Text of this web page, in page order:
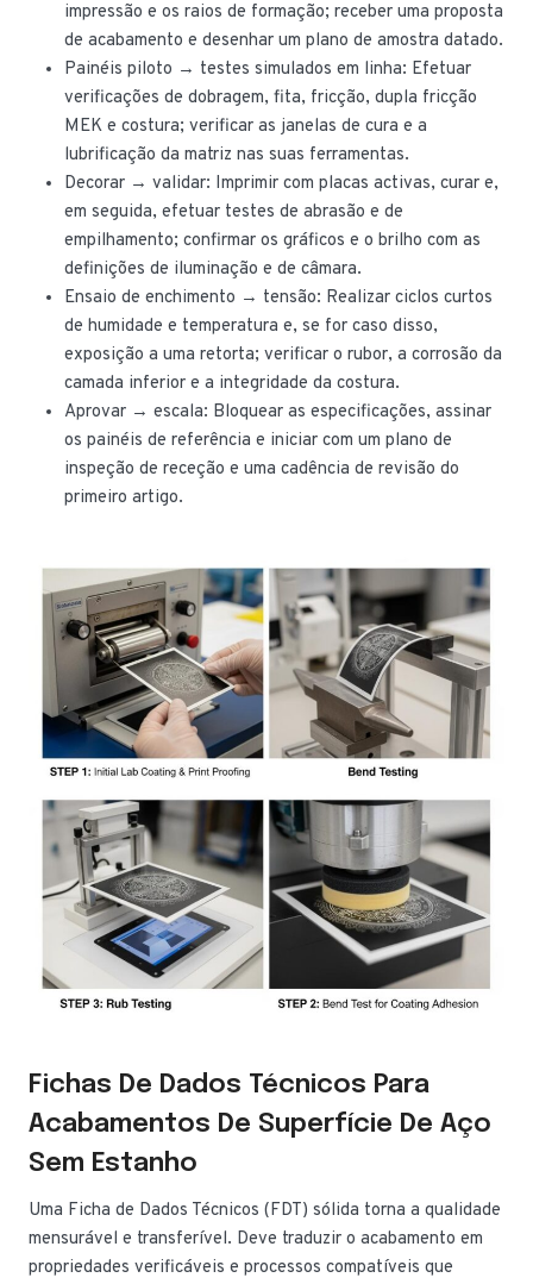
impressão e os raios de formação; receber uma proposta
de acabamento e desenhar um plano de amostra datado.
Painéis piloto → testes simulados em linha: Efetuar
verificações de dobragem, fita, fricção, dupla fricção
MEK e costura; verificar as janelas de cura e a
lubrificação da matriz nas suas ferramentas.
Decorar → validar: Imprimir com placas activas, curar e,
em seguida, efetuar testes de abrasão e de
empilhamento; confirmar os gráficos e o brilho com as
definições de iluminação e de câmara.
Ensaio de enchimento → tensão: Realizar ciclos curtos
de humidade e temperatura e, se for caso disso,
exposição a uma retorta; verificar o rubor, a corrosão da
camada inferior e a integridade da costura.
Aprovar → escala: Bloquear as especificações, assinar
os painéis de referência e iniciar com um plano de
inspeção de receção e uma cadência de revisão do
primeiro artigo.
Fichas De Dados Técnicos Para
Acabamentos De Superfície De Aço
Sem Estanho
Uma Ficha de Dados Técnicos (FDT) sólida torna a qualidade
mensurável e transferível. Deve traduzir o acabamento em
propriedades verificáveis e processos compatíveis que